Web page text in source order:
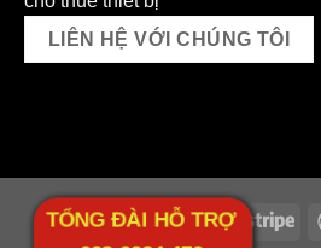
LIÊN HỆ VỚI CHÚNG TÔI
TỔNG ĐÀI HỖ TRỢ